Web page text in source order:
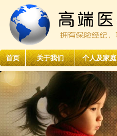
首页 关于我们 个人及家庭